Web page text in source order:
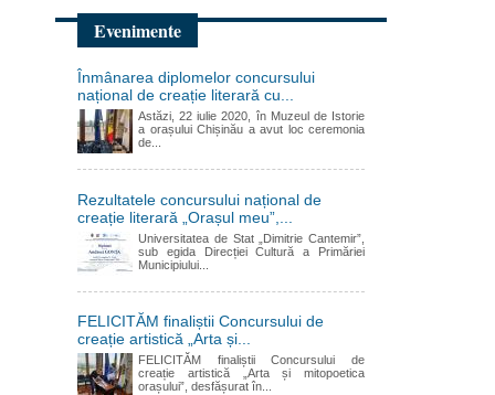
Evenimente
Înmânarea diplomelor concursului
național de creație literară cu...
Astăzi, 22 iulie 2020, în Muzeul de Istorie
a orașului Chișinău a avut loc ceremonia
de...
Rezultatele concursului național de
creație literară „Orașul meu”,...
Universitatea de Stat „Dimitrie Cantemir”,
sub egida Direcției Cultură a Primăriei
Municipiului...
FELICITĂM finaliștii Concursului de
creație artistică „Arta și...
FELICITĂM finaliștii Concursului de
creație artistică „Arta și mitopoetica
orașului”, desfășurat în...